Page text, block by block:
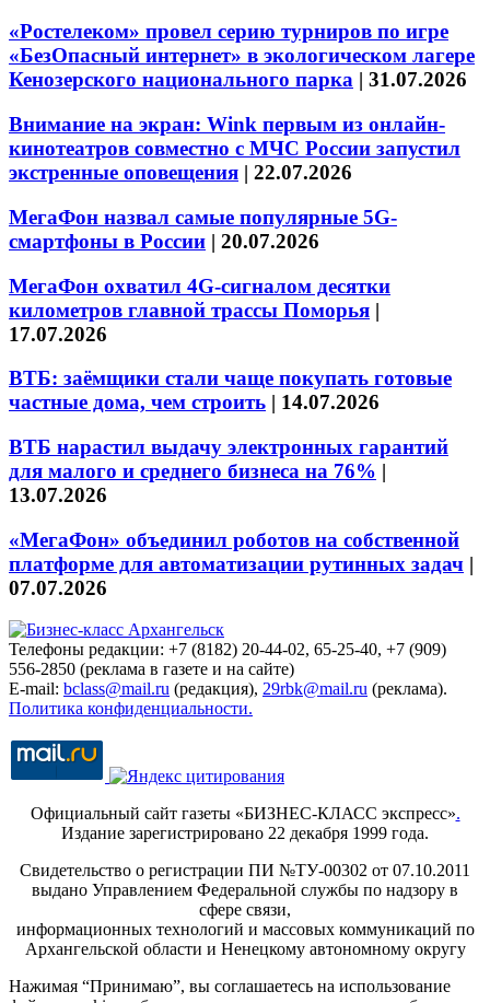
«Ростелеком» провел серию турниров по игре
«БезОпасный интернет» в экологическом лагере
Кенозерского национального парка | 31.07.2026
Внимание на экран: Wink первым из онлайн-
кинотеатров совместно с МЧС России запустил
экстренные оповещения | 22.07.2026
МегаФон назвал самые популярные 5G-
смартфоны в России | 20.07.2026
МегаФон охватил 4G-сигналом десятки
километров главной трассы Поморья |
17.07.2026
ВТБ: заёмщики стали чаще покупать готовые
частные дома, чем строить | 14.07.2026
ВТБ нарастил выдачу электронных гарантий
для малого и среднего бизнеса на 76% |
13.07.2026
«МегаФон» объединил роботов на собственной
платформе для автоматизации рутинных задач |
07.07.2026
Телефоны редакции: +7 (8182) 20-44-02, 65-25-40, +7 (909)
556-2850 (реклама в газете и на сайте)
E-mail: bclass@mail.ru (редакция), 29rbk@mail.ru (реклама).
Политика конфиденциальности.
Официальный сайт газеты «БИЗНЕС-КЛАСС экспресс».
Издание зарегистрировано 22 декабря 1999 года.
Свидетельство о регистрации ПИ №ТУ-00302 от 07.10.2011
выдано Управлением Федеральной службы по надзору в
сфере связи,
информационных технологий и массовых коммуникаций по
Архангельской области и Ненецкому автономному округу
Нажимая “Принимаю”, вы соглашаетесь на использование